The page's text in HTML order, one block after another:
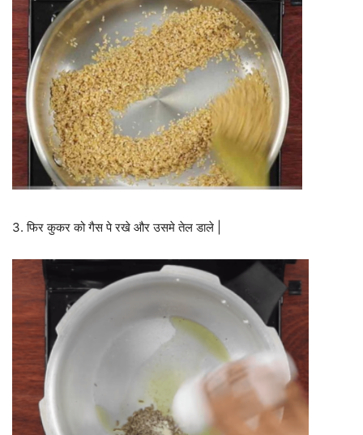
3. फिर कुकर को गैस पे रखे और उसमे तेल डाले |